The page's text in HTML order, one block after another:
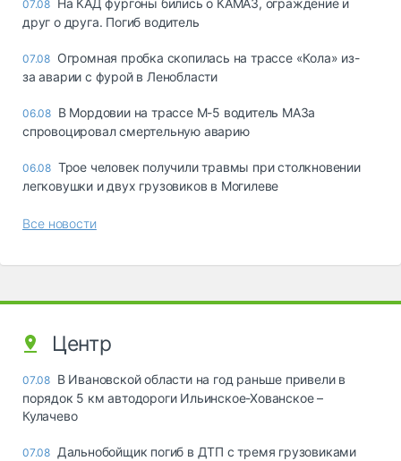
07.08 На КАД фургоны бились о КАМАЗ, ограждение и
друг о друга. Погиб водитель
07.08 Огромная пробка скопилась на трассе «Кола» из-
за аварии с фурой в Ленобласти
06.08 В Мордовии на трассе М-5 водитель МАЗа
спровоцировал смертельную аварию
06.08 Трое человек получили травмы при столкновении
легковушки и двух грузовиков в Могилеве
Все новости
Центр
07.08 В Ивановской области на год раньше привели в
порядок 5 км автодороги Ильинское-Хованское –
Кулачево
07.08 Дальнобойщик погиб в ДТП с тремя грузовиками